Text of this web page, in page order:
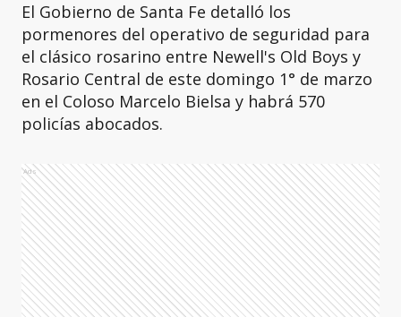
El Gobierno de Santa Fe detalló los
pormenores del operativo de seguridad para
el clásico rosarino entre Newell's Old Boys y
Rosario Central de este domingo 1° de marzo
en el Coloso Marcelo Bielsa y habrá 570
policías abocados.
Ads